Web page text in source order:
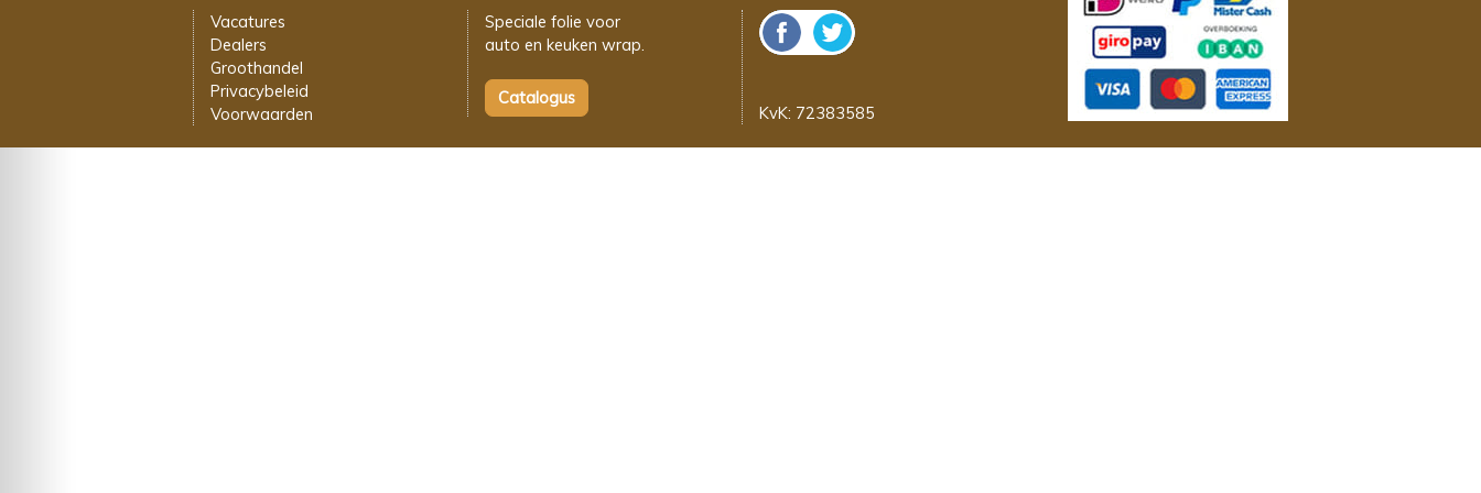
Vacatures
Dealers
Groothandel
Privacybeleid
Voorwaarden
Speciale folie voor
auto en keuken wrap.
KvK: 72383585